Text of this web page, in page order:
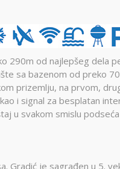
290m od najlepšeg dela
sa bazenom od preko
prizemlju, na prvom,
i signal za besplatan
u svakom smislu
Gradić je sagrađen u 5.